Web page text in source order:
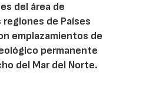
del área de
de Países
emplazamientos de
permanente
del Mar del Norte.